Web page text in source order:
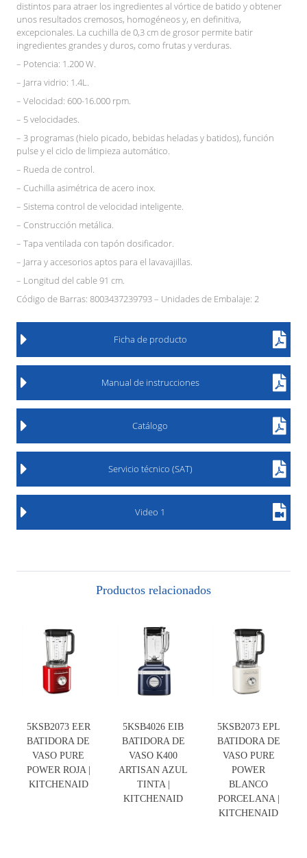
distintos para atraer los ingredientes al vórtice de batido y obtener
unos resultados cremosos, homogéneos y, en definitiva,
excepcionales. La cuchilla de 0,3 cm de grosor permite batir
ingredientes grandes y duros, como frutas y verduras.
– Potencia: 1.200 W.
– Jarra vidrio: 1.4L.
– Velocidad: 600-16.000 rpm.
– 5 velocidades.
– 3 programas (hielo picado, bebidas heladas y batidos), función
pulse y el ciclo de limpieza automático.
– Rueda de control.
– Cuchilla asimétrica de acero inox.
– Sistema control de velocidad inteligente.
– Construcción metálica.
– Tapa ventilada con tapón dosificador.
– Jarra y accesorios aptos para el lavavajillas.
– Longitud del cable 91 cm.
Código de Barras: 8003437239793 – Unidades de Embalaje: 2
Ficha de producto
Manual de instrucciones
Catálogo
Servicio técnico (SAT)
Video 1
Productos relacionados
5KSB2073 EER
BATIDORA DE
VASO PURE
POWER ROJA |
KITCHENAID
5KSB4026 EIB
BATIDORA DE
VASO K400
ARTISAN AZUL
TINTA |
KITCHENAID
5KSB2073 EPL
BATIDORA DE
VASO PURE
POWER
BLANCO
PORCELANA |
KITCHENAID